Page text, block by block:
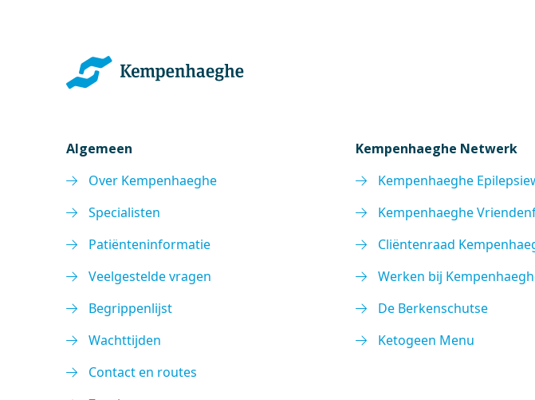
Algemeen
Over Kempenhaeghe
Specialisten
Patiënteninformatie
Veelgestelde vragen
Begrippenlijst
Wachttijden
Contact en routes
Kempenhaeghe Netwerk
Kempenhaeghe
Kempenhaeghe
Cliëntenraad
Werken bij
De Berkenschutse
Ketogeen Menu